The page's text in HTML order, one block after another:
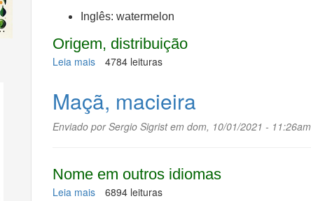
Inglês: watermelon
Origem, distribuição
Leia maissobre
4784 leituras
Maçã, macieira
Enviado porSergio Sigristem dom, 10/01/2021 - 11:26am
Nome em outros idiomas
Leia maissobre
6894 leituras